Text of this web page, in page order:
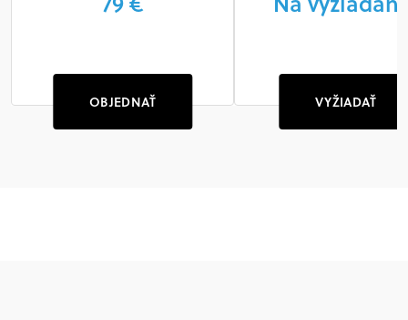
OBJEDNAŤ VYŽIADAŤ